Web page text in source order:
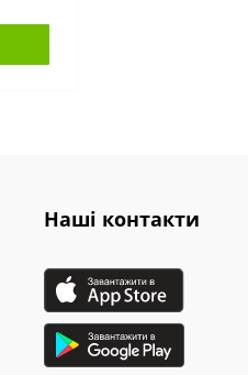
Наші контакти